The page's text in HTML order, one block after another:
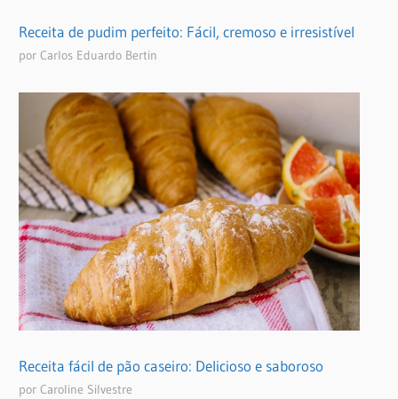
Receita de pudim perfeito: Fácil, cremoso e irresistível
por Carlos Eduardo Bertin
Receita fácil de pão caseiro: Delicioso e saboroso
por Caroline Silvestre